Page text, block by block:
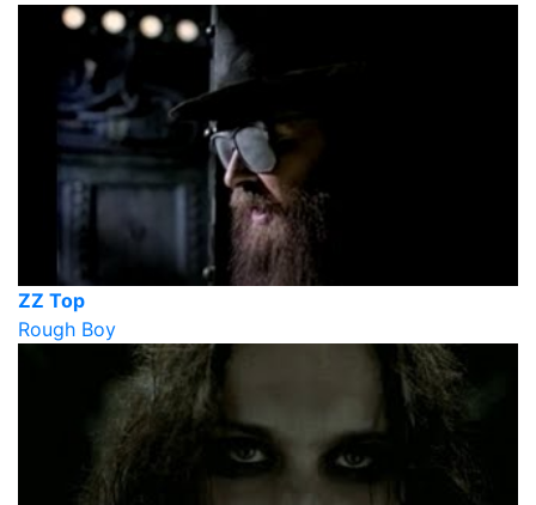
ZZ Top
Rough Boy